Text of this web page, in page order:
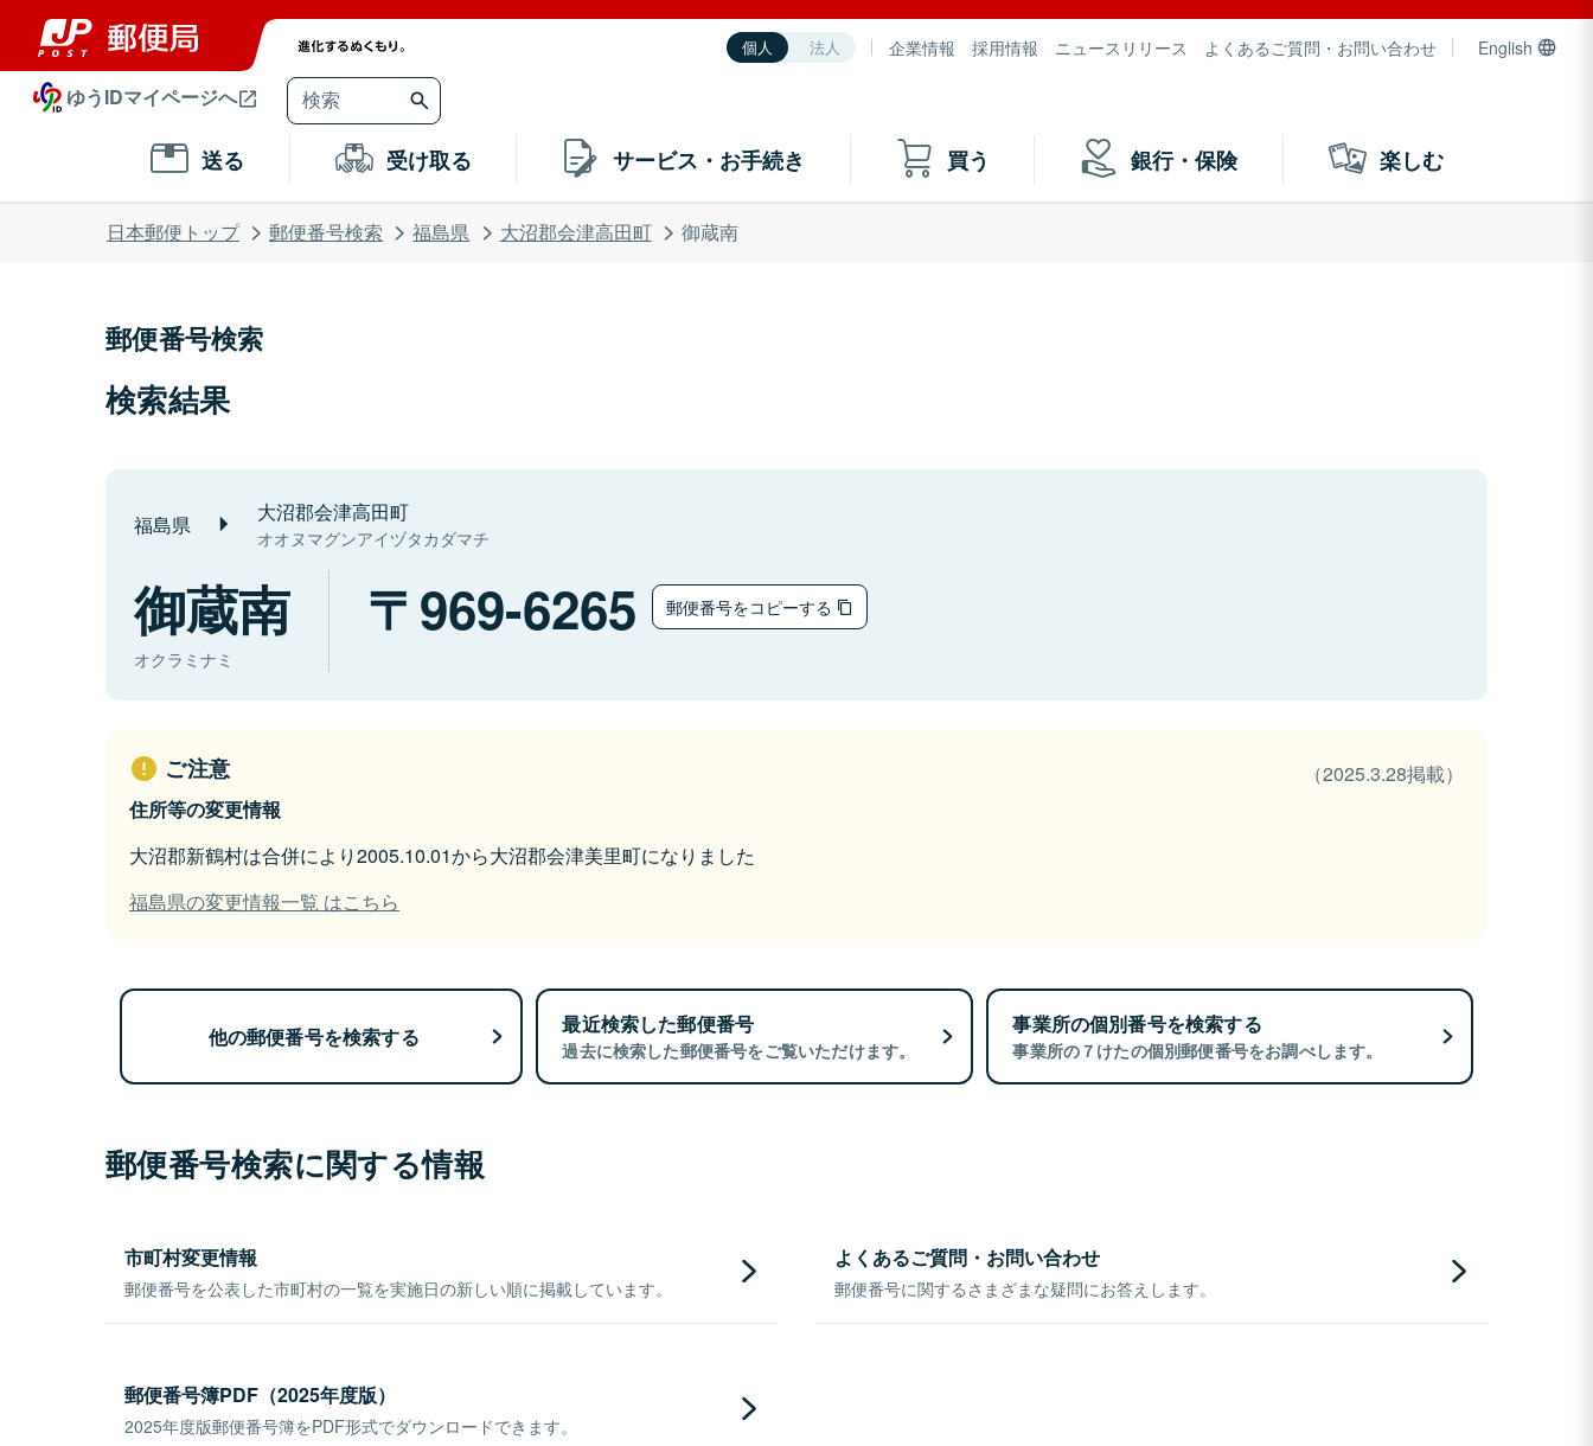
個人 法人 企業情報 採用情報 ニュースリリース よくあるご質問・お問い合わせ English
ゆうIDマイページへ
送る 受け取る サービス・お手続き 買う 銀行・保険 楽しむ
日本郵便トップ 郵便番号検索 福島県 大沼郡会津高田町 御蔵南
郵便番号検索
検索結果
福島県 大沼郡会津高田町
オオヌマグンアイヅタカダマチ
御蔵南
オクラミナミ
969-6265 郵便番号をコピーする
ご注意
（2025.3.28掲載）
住所等の変更情報
大沼郡新鶴村は合併により2005.10.01から大沼郡会津美里町になりました
福島県の変更情報一覧 はこちら
他の郵便番号を検索する 最近検索した郵便番号
過去に検索した郵便番号をご覧いただけます。
事業所の個別番号を検索する
事業所の７けたの個別郵便番号をお調べします。
郵便番号検索に関する情報
市町村変更情報
郵便番号を公表した市町村の一覧を実施日の新しい順に掲載しています。
よくあるご質問・お問い合わせ
郵便番号に関するさまざまな疑問にお答えします。
郵便番号簿PDF（2025年度版）
2025年度版郵便番号簿をPDF形式でダウンロードできます。